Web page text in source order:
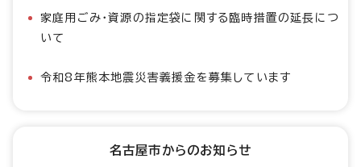
家庭用ごみ・資源の指定袋に関する臨時措置の延長につ
いて
令和8年熊本地震災害義援金を募集しています
名古屋市からのお知らせ